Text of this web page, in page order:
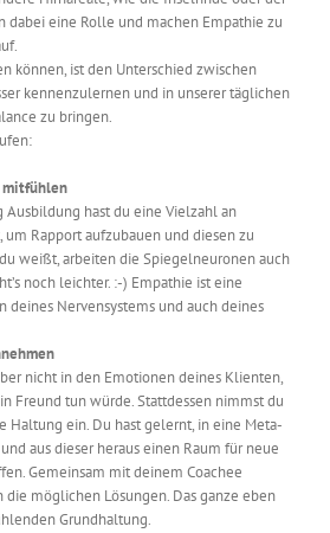
dabei eine Rolle und machen Empathie zu
können, ist den Unterschied zwischen
kennenzulernen und in unserer täglichen
zu bringen.
Ausbildung hast du eine Vielzahl an
Rapport aufzubauen und diesen zu
weißt, arbeiten die Spiegelneuronen auch
noch leichter. :-) Empathie ist eine
deines Nervensystems und auch deines
nicht in den Emotionen deines Klienten,
Freund tun würde. Stattdessen nimmst du
Haltung ein. Du hast gelernt, in eine Meta-
aus dieser heraus einen Raum für neue
Gemeinsam mit deinem Coachee
die möglichen Lösungen. Das ganze eben
Grundhaltung.